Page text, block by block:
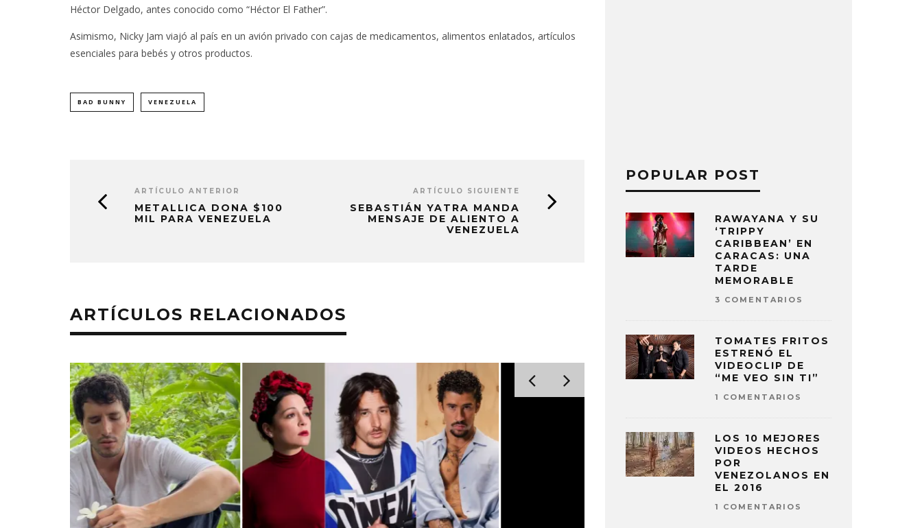
Héctor Delgado, antes conocido como “Héctor El Father”.
Asimismo, Nicky Jam viajó al país en un avión privado con cajas de medicamentos, alimentos enlatados, artículos
esenciales para bebés y otros productos.
BAD BUNNY VENEZUELA
ARTÍCULO ANTERIOR
METALLICA DONA $100
MIL PARA VENEZUELA
ARTÍCULO SIGUIENTE
SEBASTIÁN YATRA MANDA
MENSAJE DE ALIENTO A
VENEZUELA
ARTÍCULOS RELACIONADOS
POPULAR POST
RAWAYANA Y SU
‘TRIPPY
CARIBBEAN’ EN
CARACAS: UNA
TARDE
MEMORABLE
3 COMENTARIOS
TOMATES FRITOS
ESTRENÓ EL
VIDEOCLIP DE
“ME VEO SIN TI”
1 COMENTARIOS
LOS 10 MEJORES
VIDEOS HECHOS
POR
VENEZOLANOS EN
EL 2016
1 COMENTARIOS